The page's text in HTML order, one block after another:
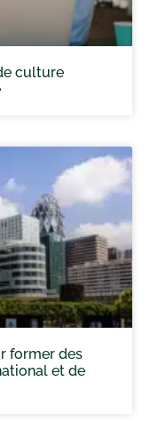
culture
former des
et de